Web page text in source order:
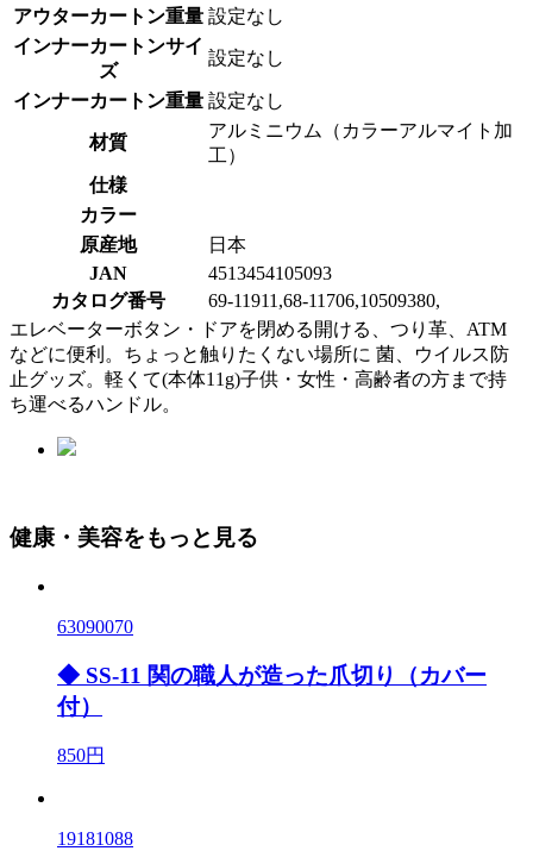
アウターカートン重量 設定なし
インナーカートンサイ
ズ
設定なし
インナーカートン重量 設定なし
材質
アルミニウム（カラーアルマイト加
工）
仕様
カラー
原産地
日本
JAN
4513454105093
カタログ番号
69-11911,68-11706,10509380,
エレベーターボタン・ドアを閉める開ける、つり革、ATM
などに便利。ちょっと触りたくない場所に 菌、ウイルス防
止グッズ。軽くて(本体11g)子供・女性・高齢者の方まで持
ち運べるハンドル。
健康・美容をもっと見る
63090070
◆ SS-11 関の職人が造った爪切り（カバー
付）
850円
19181088